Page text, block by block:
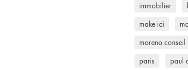
immobilier
make ici
moreno conseil
paris paul